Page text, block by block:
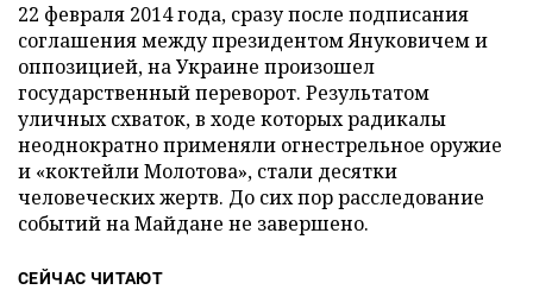
22 февраля 2014 года, сразу после подписания
соглашения между президентом Януковичем и
оппозицией, на Украине произошел
государственный переворот. Результатом
уличных схваток, в ходе которых радикалы
неоднократно применяли огнестрельное оружие
и «коктейли Молотова», стали десятки
человеческих жертв. До сих пор расследование
событий на Майдане не завершено.
СЕЙЧАС ЧИТАЮТ